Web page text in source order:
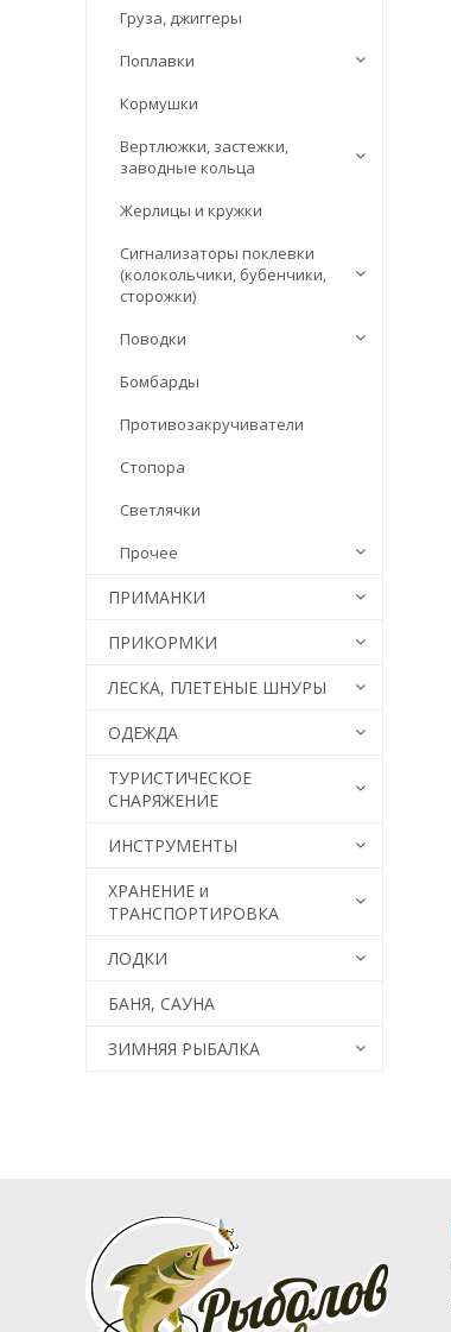
Груза, джиггеры
Поплавки
Кормушки
Вертлюжки, застежки,
заводные кольца
Жерлицы и кружки
Сигнализаторы поклевки
(колокольчики, бубенчики,
сторожки)
Поводки
Бомбарды
Противозакручиватели
Стопора
Светлячки
Прочее
ПРИМАНКИ
ПРИКОРМКИ
ЛЕСКА, ПЛЕТЕНЫЕ ШНУРЫ
ОДЕЖДА
ТУРИСТИЧЕСКОЕ
СНАРЯЖЕНИЕ
ИНСТРУМЕНТЫ
ХРАНЕНИЕ и
ТРАНСПОРТИРОВКА
ЛОДКИ
БАНЯ, САУНА
ЗИМНЯЯ РЫБАЛКА